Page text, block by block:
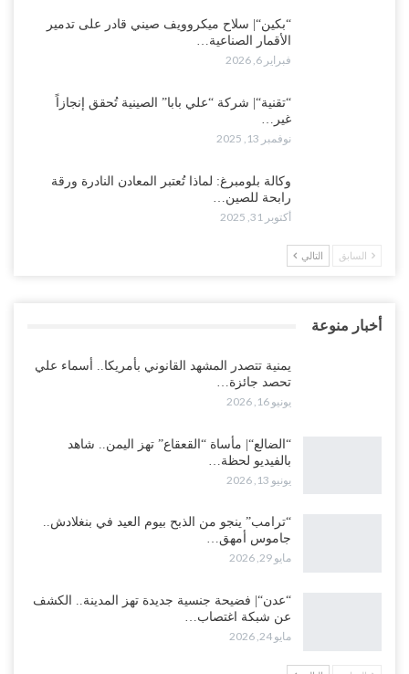
“بكين“| سلاح ميكروويف صيني قادر على تدمير
الأقمار الصناعية…
فبراير 6, 2026
“تقنية“| شركة “علي بابا” الصينية تُحقق إنجازاً
غير…
نوفمبر 13, 2025
وكالة بلومبرغ: لماذا تُعتبر المعادن النادرة ورقة
رابحة للصين…
أكتوبر 31, 2025
السابق التالي
أخبار منوعة
يمنية تتصدر المشهد القانوني بأمريكا.. أسماء علي
تحصد جائزة…
يونيو 16, 2026
“الضالع“| مأساة “القعقاع” تهز اليمن.. شاهد
بالفيديو لحظة…
يونيو 13, 2026
“ترامب” ينجو من الذبح بيوم العيد في بنغلادش..
جاموس أمهق…
مايو 29, 2026
“عدن“| فضيحة جنسية جديدة تهز المدينة.. الكشف
عن شبكة اغتصاب…
مايو 24, 2026